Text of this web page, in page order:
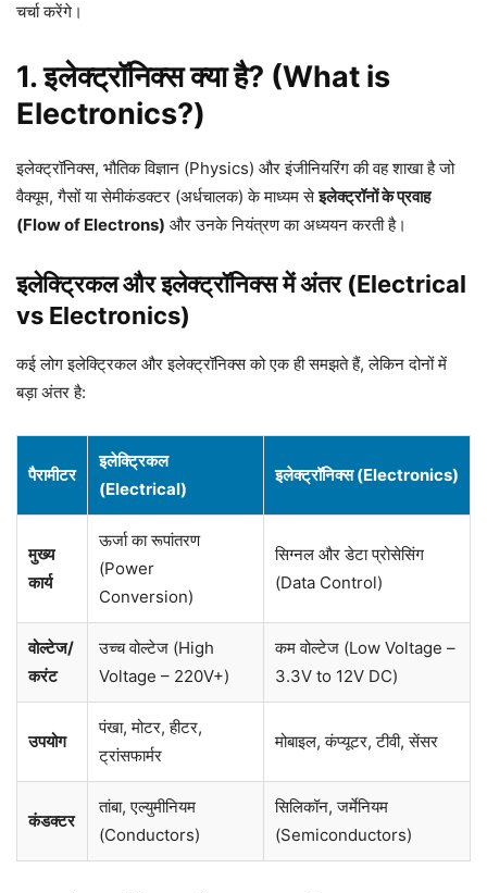
चर्चा करेंगे।
1. इलेक्ट्रॉनिक्स क्या है? (What is
Electronics?)
इलेक्ट्रॉनिक्स, भौतिक विज्ञान (Physics) और इंजीनियरिंग की वह शाखा है जो
वैक्यूम, गैसों या सेमीकंडक्टर (अर्धचालक) के माध्यम सेइलेक्ट्रॉनों के प्रवाह
(Flow of Electrons) और उनके नियंत्रण का अध्ययन करती है।
इलेक्ट्रिकल और इलेक्ट्रॉनिक्स में अंतर (Electrical
vs Electronics)
कई लोग इलेक्ट्रिकल और इलेक्ट्रॉनिक्स को एक ही समझते हैं, लेकिन दोनों में
बड़ा अंतर है:
पैरामीटर
इलेक्ट्रिकल
(Electrical)
इलेक्ट्रॉनिक्स (Electronics)
मुख्य
कार्य
ऊर्जा का रूपांतरण
(Power
Conversion)
सिग्नल और डेटा प्रोसेसिंग
(Data Control)
वोल्टेज/
करंट
उच्च वोल्टेज (High
Voltage – 220V+)
कम वोल्टेज (Low Voltage –
3.3V to 12V DC)
उपयोग
पंखा, मोटर, हीटर,
ट्रांसफार्मर
मोबाइल, कंप्यूटर, टीवी, सेंसर
कंडक्टर
तांबा, एल्युमीनियम
(Conductors)
सिलिकॉन, जर्मेनियम
(Semiconductors)